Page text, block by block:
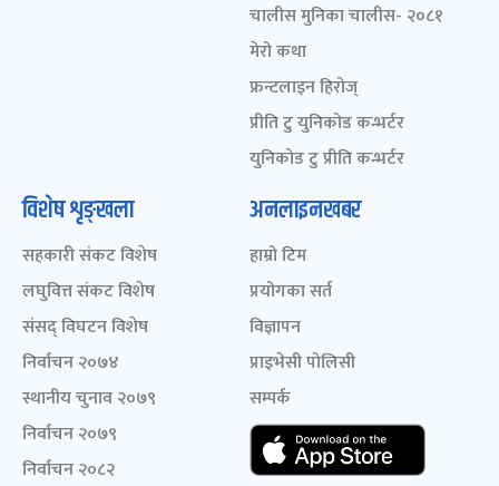
चालीस मुनिका चालीस- २०८१
मेरो कथा
फ्रन्टलाइन हिरोज्
प्रीति टु युनिकोड कन्भर्टर
युनिकोड टु प्रीति कन्भर्टर
विशेष शृङ्खला
सहकारी संकट विशेष
लघुवित्त संकट विशेष
संसद् विघटन विशेष
निर्वाचन २०७४
स्थानीय चुनाव २०७९
निर्वाचन २०७९
निर्वाचन २०८२
अनलाइनखबर
हाम्रो टिम
प्रयोगका सर्त
विज्ञापन
प्राइभेसी पोलिसी
सम्पर्क